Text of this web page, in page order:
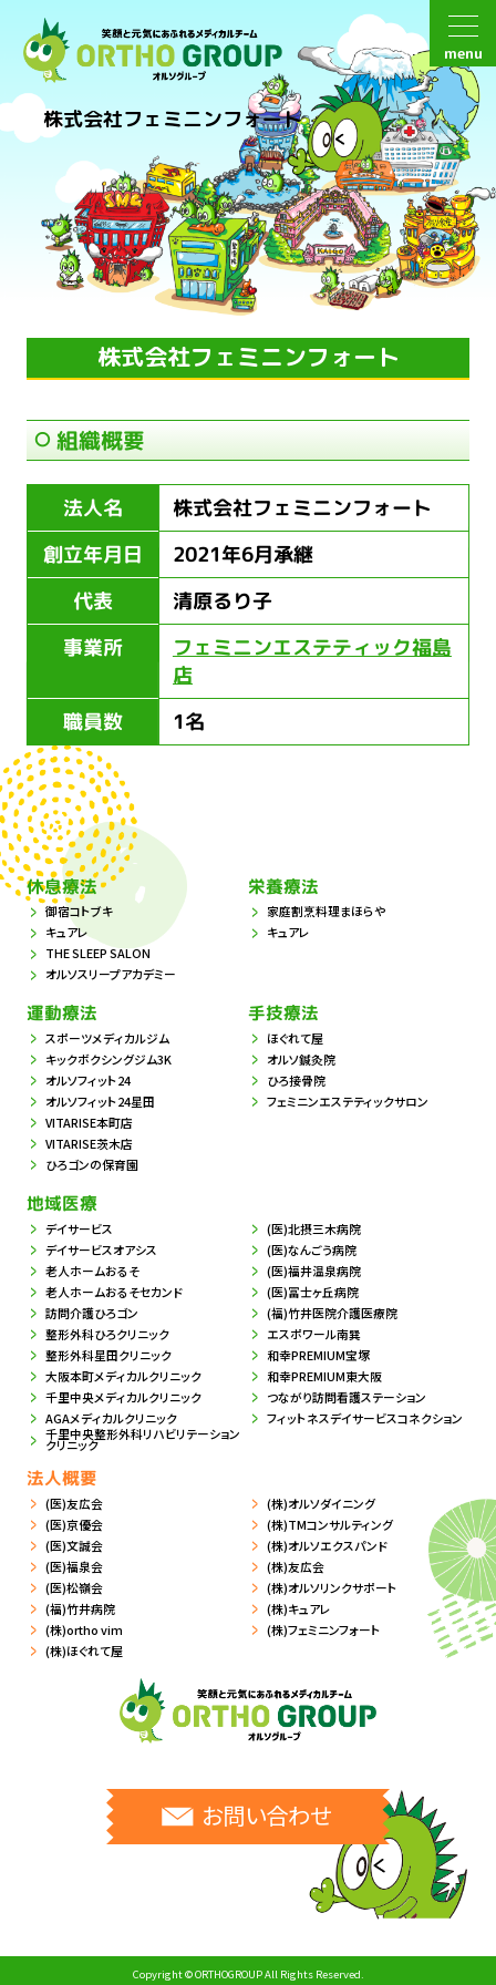
menu
株式会社フェミニンフォート
株式会社フェミニンフォート
組織概要
法人名 株式会社フェミニンフォート
創立年月日 2021年6月承継
代表 清原るり子
事業所 フェミニンエステティック福島
店
職員数 1名
休息療法
御宿コトブキ
キュアレ
THE SLEEP SALON
オルソスリープアカデミー
栄養療法
家庭割烹料理まほらや
キュアレ
運動療法
スポーツメディカルジム
キックボクシングジム3K
オルソフィット24
オルソフィット24星田
VITARISE本町店
VITARISE茨木店
ひろゴンの保育園
手技療法
ほぐれて屋
オルソ鍼灸院
ひろ接骨院
フェミニンエステティックサロン
地域医療
デイサービス
デイサービスオアシス
老人ホームおるそ
老人ホームおるそセカンド
訪問介護ひろゴン
整形外科ひろクリニック
整形外科星田クリニック
大阪本町メディカルクリニック
千里中央メディカルクリニック
AGAメディカルクリニック
千里中央整形外科リハビリテーション
クリニック
(医)北摂三木病院
(医)なんごう病院
(医)福井温泉病院
(医)冨士ヶ丘病院
(福)竹井医院介護医療院
エスポワール南巽
和幸PREMIUM宝塚
和幸PREMIUM東大阪
つながり訪問看護ステーション
フィットネスデイサービスコネクション
法人概要
(医)友広会
(医)京優会
(医)文誠会
(医)福泉会
(医)松嶺会
(福)竹井病院
(株)ortho vim
(株)ほぐれて屋
(株)オルソダイニング
(株)TMコンサルティング
(株)オルソエクスパンド
(株)友広会
(株)オルソリンクサポート
(株)キュアレ
(株)フェミニンフォート
お問い合わせ
Copyright © ORTHOGROUP All Rights Reserved.